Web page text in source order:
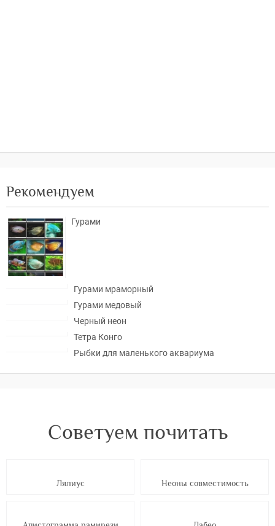
Рекомендуем
Гурами
Гурами мраморный
Гурами медовый
Черный неон
Тетра Конго
Рыбки для маленького аквариума
Советуем почитать
Лялиус Неоны совместимость